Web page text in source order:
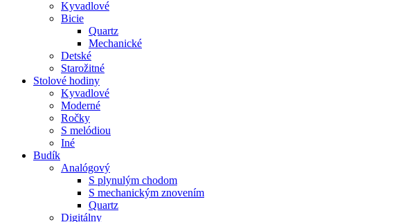
Kyvadlové
Bicie
Quartz
Mechanické
Detské
Starožitné
Stolové hodiny
Kyvadlové
Moderné
Ročky
S melódiou
Iné
Budík
Analógový
S plynulým chodom
S mechanickým znovením
Quartz
Digitálny